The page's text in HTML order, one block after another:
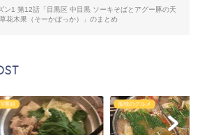
ン1 第12話「目黒区 中目黒 ソーキそばとアグー豚の天
花木果（そーかぼっか）」のまとめ
番組 孤独のグルメ